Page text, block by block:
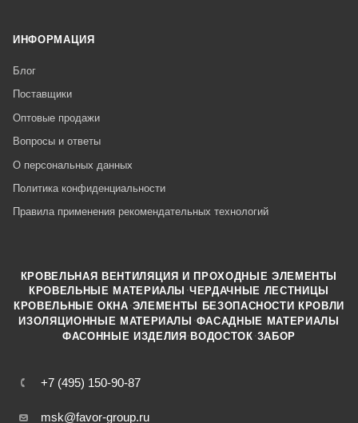
ИНФОРМАЦИЯ
Блог
Поставщики
Оптовые продажи
Вопросы и ответы
О персональных данных
Политика конфиденциальности
Правила применения рекомендательных технологий
+7 (495) 150-90-87
msk@favor-group.ru
КРОВЕЛЬНАЯ ВЕНТИЛЯЦИЯ И ПРОХОДНЫЕ ЭЛЕМЕНТЫ
КРОВЕЛЬНЫЕ МАТЕРИАЛЫ ·ЧЕРДАЧНЫЕ ЛЕСТНИЦЫ
КРОВЕЛЬНЫЕ ОКНА ·ЭЛЕМЕНТЫ БЕЗОПАСНОСТИ КРОВЛИ
ИЗОЛЯЦИОННЫЕ МАТЕРИАЛЫ ·ФАСАДНЫЕ МАТЕРИАЛЫ
ФАСОННЫЕ ИЗДЕЛИЯ ·ВОДОСТОК ·ЗАБОР